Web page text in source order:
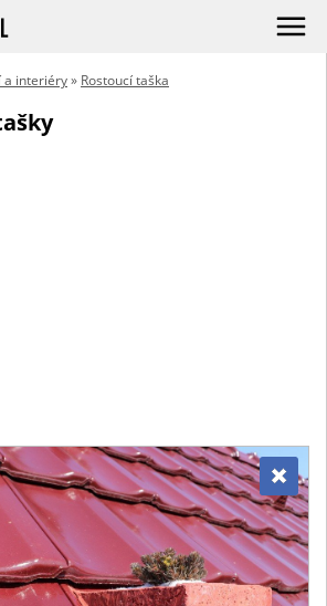
a interiéry» Rostoucí taška